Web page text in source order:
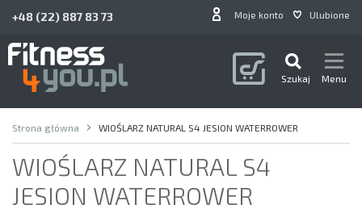
+48 (22) 887 83 73 Moje konto Ulubione
Szukaj Menu
Strona główna WIOŚLARZ NATURAL S4 JESION WATERROWER
WIOŚLARZ NATURAL S4
JESION WATERROWER